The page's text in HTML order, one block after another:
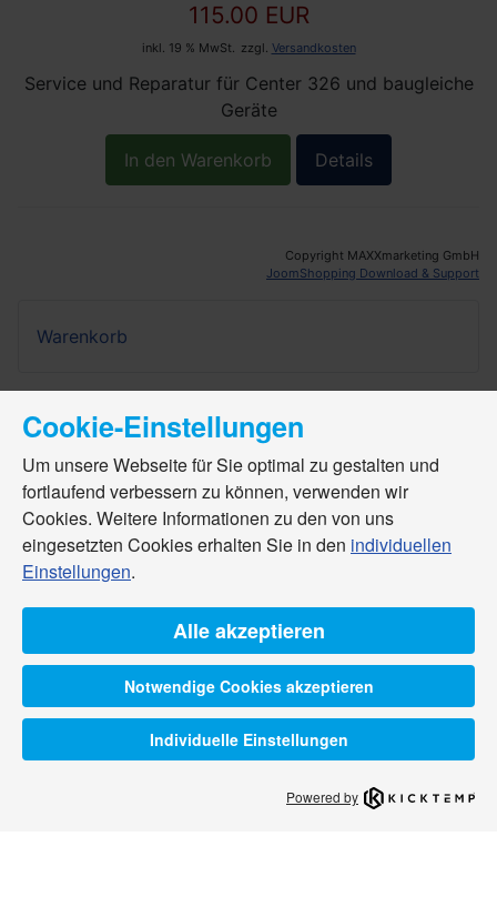
115.00 EUR
inkl. 19 % MwSt. zzgl. Versandkosten
Service und Reparatur für Center 326 und baugleiche
Geräte
In den Warenkorb Details
Copyright MAXXmarketing GmbH
JoomShopping Download & Support
Warenkorb
Cookie-Einstellungen
Um unsere Webseite für Sie optimal zu gestalten und
fortlaufend verbessern zu können, verwenden wir
Cookies. Weitere Informationen zu den von uns
eingesetzten Cookies erhalten Sie in den individuellen
Einstellungen.
Alle akzeptieren
Notwendige Cookies akzeptieren
Individuelle Einstellungen
Powered by